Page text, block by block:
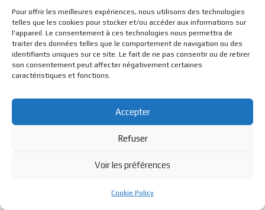
Pour offrir les meilleures expériences, nous utilisons des technologies
telles que les cookies pour stocker et/ou accéder aux informations sur
l'appareil. Le consentement à ces technologies nous permettra de
traiter des données telles que le comportement de navigation ou des
identifiants uniques sur ce site. Le fait de ne pas consentir ou de retirer
son consentement peut affecter négativement certaines
caractéristiques et fonctions.
Accepter
Refuser
Voir les préférences
Cookie Policy
© BL Optique - 22 Rue de la Cueille - 39170 Lavans Les St